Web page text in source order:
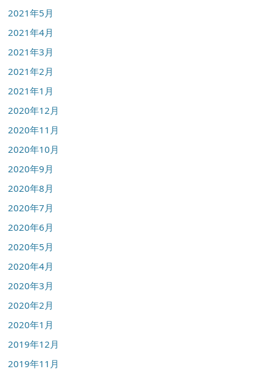
2021年5月
2021年4月
2021年3月
2021年2月
2021年1月
2020年12月
2020年11月
2020年10月
2020年9月
2020年8月
2020年7月
2020年6月
2020年5月
2020年4月
2020年3月
2020年2月
2020年1月
2019年12月
2019年11月